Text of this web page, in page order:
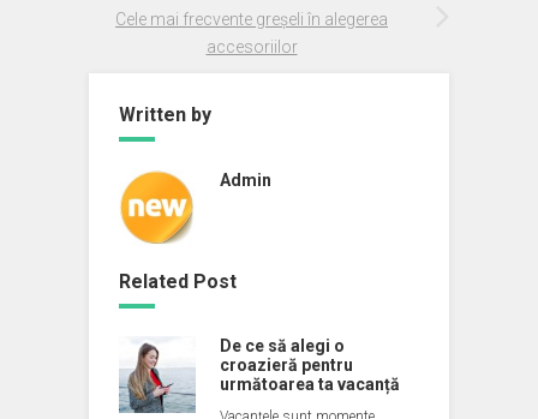
Cele mai frecvente greșeli în alegerea
accesoriilor
Written by
Admin
Related Post
De ce să alegi o
croazieră pentru
următoarea ta vacanță